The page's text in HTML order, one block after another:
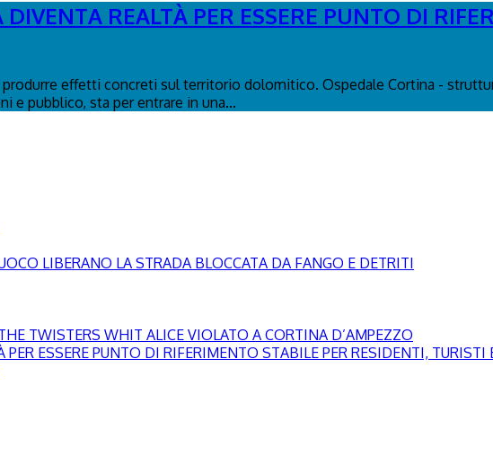
REALTÀ PER ESSERE PUNTO DI
effetti concreti sul territorio dolomitico. Ospedale Cortina -
e pubblico, sta per entrare in una...
LIBERANO LA STRADA BLOCCATA DA FANGO E DETRITI
TWISTERS WHIT ALICE VIOLATO A CORTINA D’AMPEZZO
ESSERE PUNTO DI RIFERIMENTO STABILE PER RESIDENTI, TURISTI